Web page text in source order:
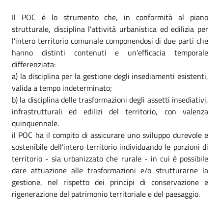
Il POC è lo strumento che, in conformità al piano
strutturale, disciplina l’attività urbanistica ed edilizia per
l’intero territorio comunale componendosi di due parti che
hanno distinti contenuti e un’efficacia temporale
differenziata:
a) la disciplina per la gestione degli insediamenti esistenti,
valida a tempo indeterminato;
b) la disciplina delle trasformazioni degli assetti insediativi,
infrastrutturali ed edilizi del territorio, con valenza
quinquennale.
il POC ha il compito di assicurare uno sviluppo durevole e
sostenibile dell’intero territorio individuando le porzioni di
territorio - sia urbanizzato che rurale - in cui è possibile
dare attuazione alle trasformazioni e/o strutturarne la
gestione, nel rispetto dei principi di conservazione e
rigenerazione del patrimonio territoriale e del paesaggio.